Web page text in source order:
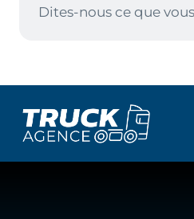
Dites-nous ce que